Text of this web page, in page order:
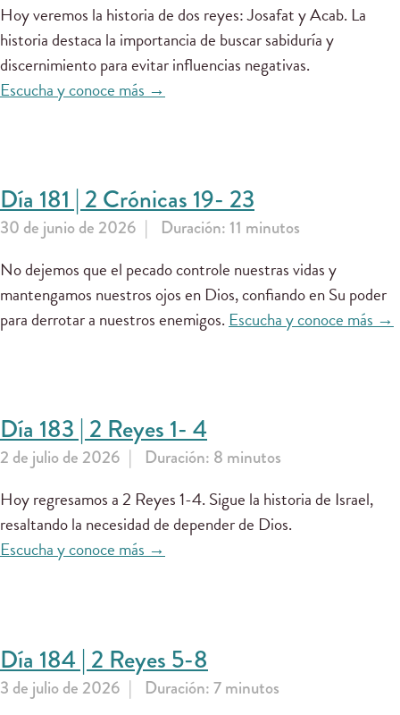
Hoy veremos la historia de dos reyes: Josafat y Acab. La
historia destaca la importancia de buscar sabiduría y
discernimiento para evitar influencias negativas.
Escucha y conoce más →
Día 181 | 2 Crónicas 19- 23
30 de junio de 2026 Duración: 11 minutos
No dejemos que el pecado controle nuestras vidas y
mantengamos nuestros ojos en Dios, confiando en Su poder
para derrotar a nuestros enemigos.Escucha y conoce más →
Día 183 | 2 Reyes 1- 4
2 de julio de 2026 Duración: 8 minutos
Hoy regresamos a 2 Reyes 1-4. Sigue la historia de Israel,
resaltando la necesidad de depender de Dios.
Escucha y conoce más →
Día 184 | 2 Reyes 5-8
3 de julio de 2026 Duración: 7 minutos